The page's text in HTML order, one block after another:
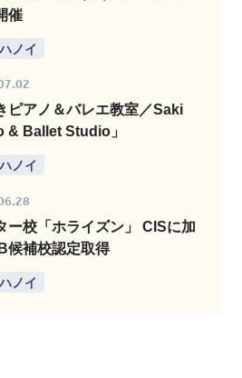
催
ハノイ
ピアノ＆バレエ教室／Saki
& Ballet Studio」
ハノイ
ー校「ホライズン」 CISに加
候補校認定取得
ハノイ